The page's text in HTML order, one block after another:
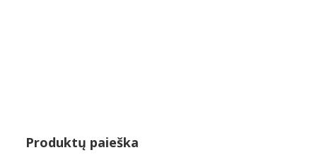
Produktų paieška